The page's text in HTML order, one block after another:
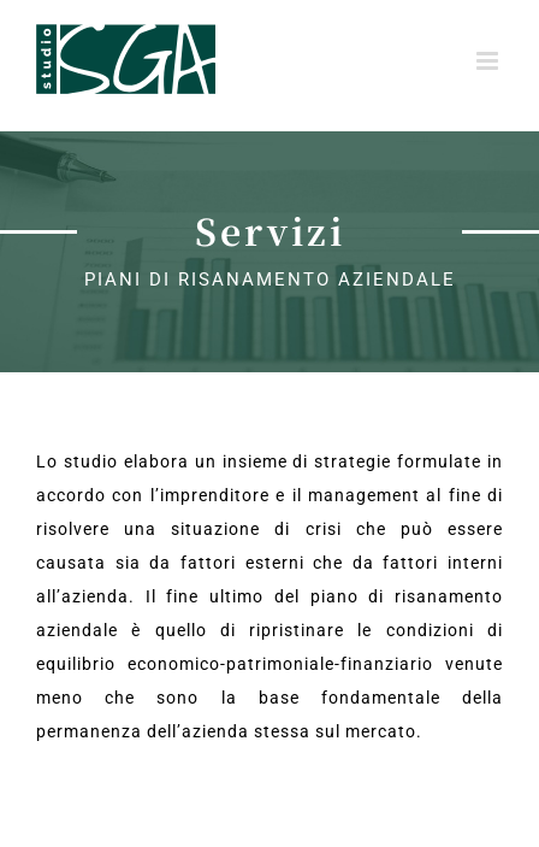
contenuto
Servizi
PIANI DI RISANAMENTO AZIENDALE
Lo studio elabora un insieme di strategie formulate in
accordo con l’imprenditore e il management al fine di
risolvere una situazione di crisi che può essere
causata sia da fattori esterni che da fattori interni
all’azienda. Il fine ultimo del piano di risanamento
aziendale è quello di ripristinare le condizioni di
equilibrio economico-patrimoniale-finanziario venute
meno che sono la base fondamentale della
permanenza dell’azienda stessa sul mercato.